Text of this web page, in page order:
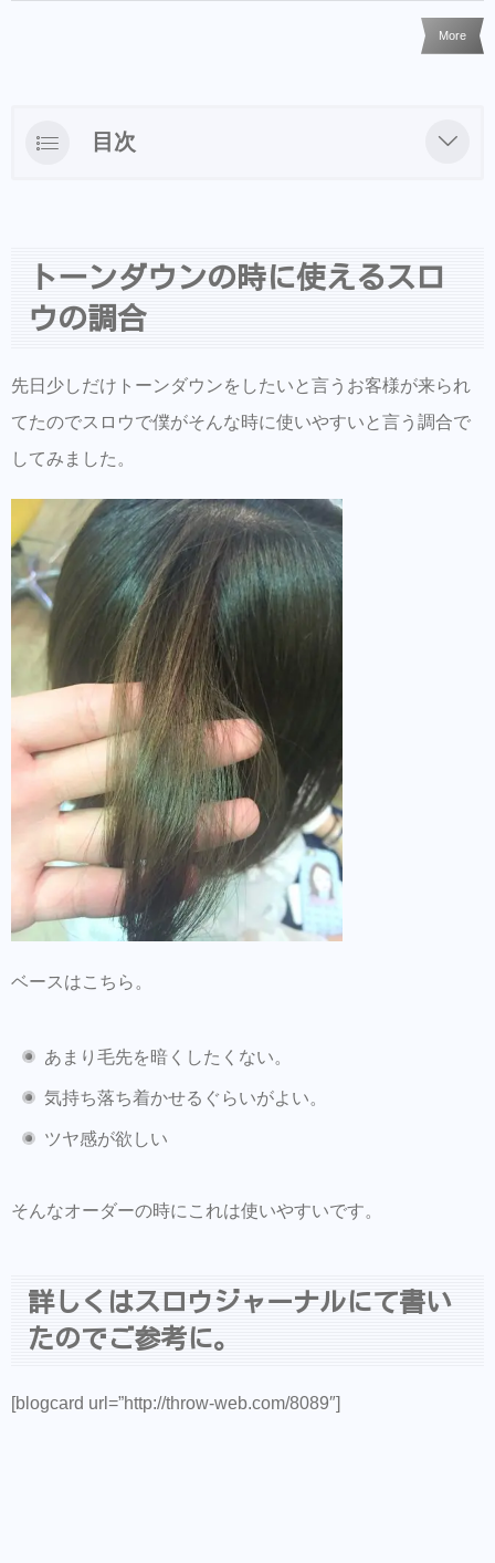
More
目次
参考に。
トーンダウンの時に使えるスロ
ウの調合
先日少しだけトーンダウンをしたいと言うお客様が来られ
てたのでスロウで僕がそんな時に使いやすいと言う調合で
してみました。
ベースはこちら。
あまり毛先を暗くしたくない。
気持ち落ち着かせるぐらいがよい。
ツヤ感が欲しい
そんなオーダーの時にこれは使いやすいです。
詳しくはスロウジャーナルにて書い
たのでご参考に。
[blogcard url=”http://throw-web.com/8089″]